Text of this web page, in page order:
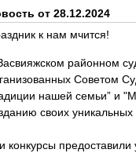
от 28.12.2024
к нам мчится!
районном
Советом
нашей семьи” и
своих уникальных
конкурсы